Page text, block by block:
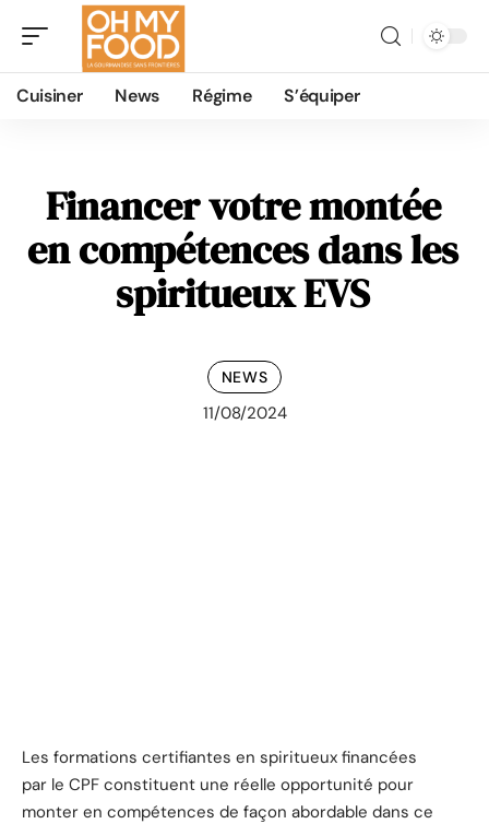
Cuisiner News Régime S’équiper
Financer votre montée
en compétences dans les
spiritueux EVS
NEWS
11/08/2024
Les formations certifiantes en spiritueux financées
par le CPF constituent une réelle opportunité pour
monter en compétences de façon abordable dans ce